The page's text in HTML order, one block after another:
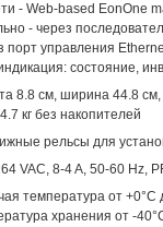
- Web-based EonOne
- через
порт управления
состояние,
8.8 см, ширина 44.8 см,
кг без накопителей
рельсы для
VAC, 8-4 A, 50-60 Hz,
температура от +0°C
хранения от -